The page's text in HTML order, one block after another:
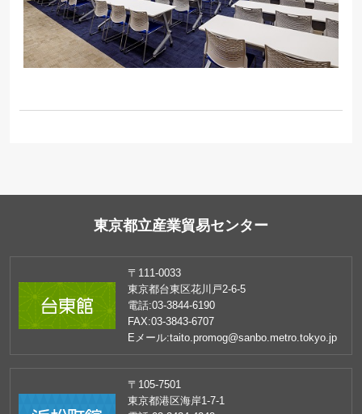
東京都立産業貿易センター
〒111-0033
東京都台東区花川戸2-6-5
電話:03-3844-6190
FAX:03-3843-6707
Eメール:taito.promog@sanbo.metro.tokyo.jp
〒105-7501
東京都港区海岸1-7-1